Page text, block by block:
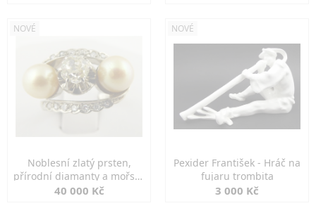
NOVÉ
Noblesní zlatý prsten,
přírodní diamanty a mořské
perly
40 000 Kč
NOVÉ
Pexider František - Hráč na
fujaru trombita
3 000 Kč